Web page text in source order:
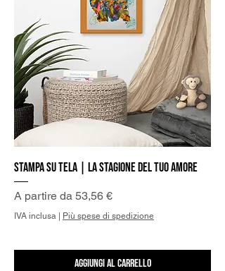
Stampa su Tela | La stagione del tuo Amore
A partire da 53,56 €
Prezzo scontato
IVA inclusa Più spese di spedizione
Aggiungi al carrello